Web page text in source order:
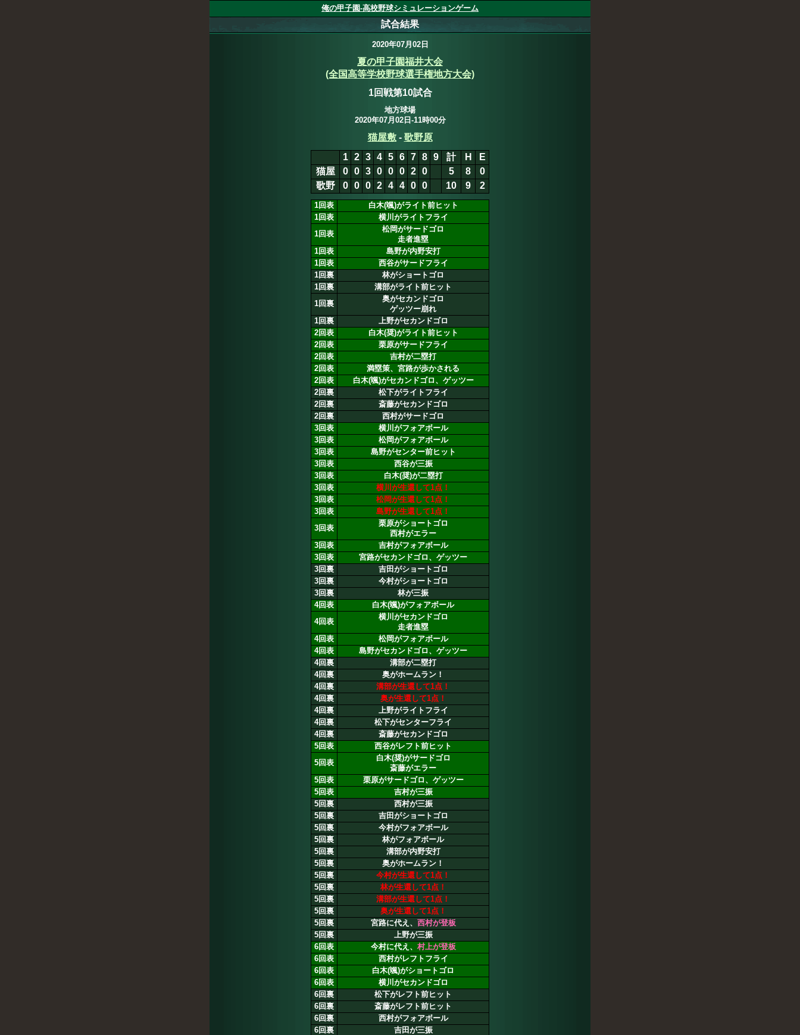
俺の甲子園-高校野球シミュレーションゲーム
試合結果
2020年07月02日
夏の甲子園福井大会
(全国高等学校野球選手権地方大会)
1回戦第10試合
地方球場
2020年07月02日-11時00分
猫屋敷 - 歌野原
1
2 3 4 5 6 7 8 計 H
E
猫屋
0 0 3 0 0 0 2 0 10
0
歌野
0 0 0 2 4 4 0 0 10 9 2
1回表
白木(颯)がライト前ヒット
1回表
横川がライトフライ
1回表
松岡がサードゴロ
走者進塁
1回表
島野が内野安打
1回表
西谷がサードフライ
1回裏
林がショートゴロ
1回裏
溝部がライト前ヒット
1回裏
奥がセカンドゴロ
ゲッツー崩れ
1回裏
上野がセカンドゴロ
2回表
白木(奨)がライト前ヒット
2回表
栗原がサードフライ
2回表
吉村が二塁打
2回表
満塁策、宮路が歩かされる
2回表
白木(颯)がセカンドゴロ、ゲッツー
2回裏
松下がライトフライ
2回裏
斎藤がセカンドゴロ
2回裏
西村がサードゴロ
3回表
横川がフォアボール
3回表
松岡がフォアボール
3回表
島野がセンター前ヒット
3回表
西谷が三振
3回表
白木(奨)が二塁打
3回表
横川が生還して1点！
3回表
松岡が生還して1点！
3回表
島野が生還して1点！
3回表
栗原がショートゴロ
西村がエラー
3回表
吉村がフォアボール
3回表
宮路がセカンドゴロ、ゲッツー
3回裏
吉田がショートゴロ
3回裏
今村がショートゴロ
3回裏
林が三振
4回表
白木(颯)がフォアボール
4回表
横川がセカンドゴロ
走者進塁
4回表
松岡がフォアボール
4回表
島野がセカンドゴロ、ゲッツー
4回裏
溝部が二塁打
4回裏
奥がホームラン！
4回裏
溝部が生還して1点！
4回裏
奥が生還して1点！
4回裏
上野がライトフライ
4回裏
松下がセンターフライ
4回裏
斎藤がセカンドゴロ
5回表
西谷がレフト前ヒット
5回表
白木(奨)がサードゴロ
斎藤がエラー
5回表
栗原がサードゴロ、ゲッツー
5回表
吉村が三振
5回裏
西村が三振
5回裏
吉田がショートゴロ
5回裏
今村がフォアボール
5回裏
林がフォアボール
5回裏
溝部が内野安打
5回裏
奥がホームラン！
5回裏
今村が生還して1点！
5回裏
林が生還して1点！
5回裏
溝部が生還して1点！
5回裏
奥が生還して1点！
5回裏
宮路に代え、 西村が登板
5回裏
上野が三振
6回表
今村に代え、 村上が登板
6回表
西村がレフトフライ
6回表
白木(颯)がショートゴロ
6回表
横川がセカンドゴロ
6回裏
松下がレフト前ヒット
6回裏
斎藤がレフト前ヒット
6回裏
西村がフォアボール
6回裏
吉田が三振